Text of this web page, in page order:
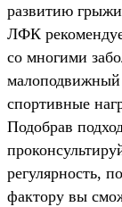
развитию
ЛФК
со многими
малоподвижный
спортивные
Подобрав
регулярность,
фактору вы